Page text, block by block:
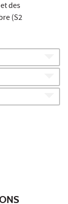
des
(S2